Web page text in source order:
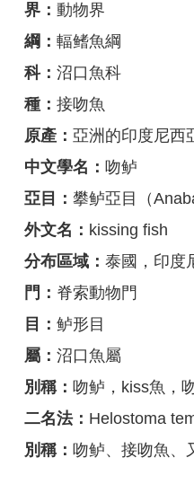
界： 動物界
綱： 輻鳍魚綱
科： 沼口魚科
種： 接吻魚
原產： 亞洲的印度尼西
中文學名： 吻鲈
亞目： 攀鲈亞目（
外文名： kissing fish
分布區域： 泰國，印度
門： 脊索動物門
目： 鲈形目
屬： 沼口魚屬
別稱： 吻鲈，kiss魚，
二名法： Helostoma
別稱： 吻鲈、接吻魚、